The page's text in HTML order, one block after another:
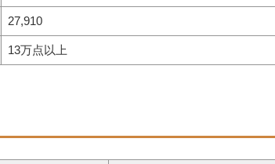
27,910
13万点以上